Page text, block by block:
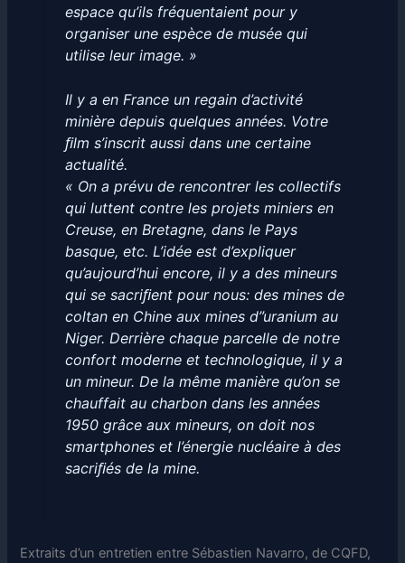
espace qu’ils fréquentaient pour y
organiser une espèce de musée qui
utilise leur image. »
Il y a en France un regain d’activité
minière depuis quelques années. Votre
ﬁlm s’inscrit aussi dans une certaine
actualité.
« On a prévu de rencontrer les collectifs
qui luttent contre les projets miniers en
Creuse, en Bretagne, dans le Pays
basque, etc. L’idée est d’expliquer
qu’aujourd’hui encore, il y a des mineurs
qui se sacriﬁent pour nous: des mines de
coltan en Chine aux mines d”uranium au
Niger. Derrière chaque parcelle de notre
confort moderne et technologique, il y a
un mineur. De la même manière qu’on se
chauffait au charbon dans les années
1950 grâce aux mineurs, on doit nos
smartphones et l’énergie nucléaire à des
sacriﬁés de la mine.
Extraits d’un entretien entre Sébastien Navarro, de CQFD,